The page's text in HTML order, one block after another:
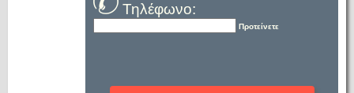
Τηλέφωνο:
Προτείνετε